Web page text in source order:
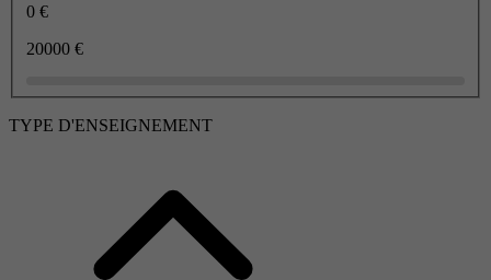
0 €
20000 €
TYPE D'ENSEIGNEMENT